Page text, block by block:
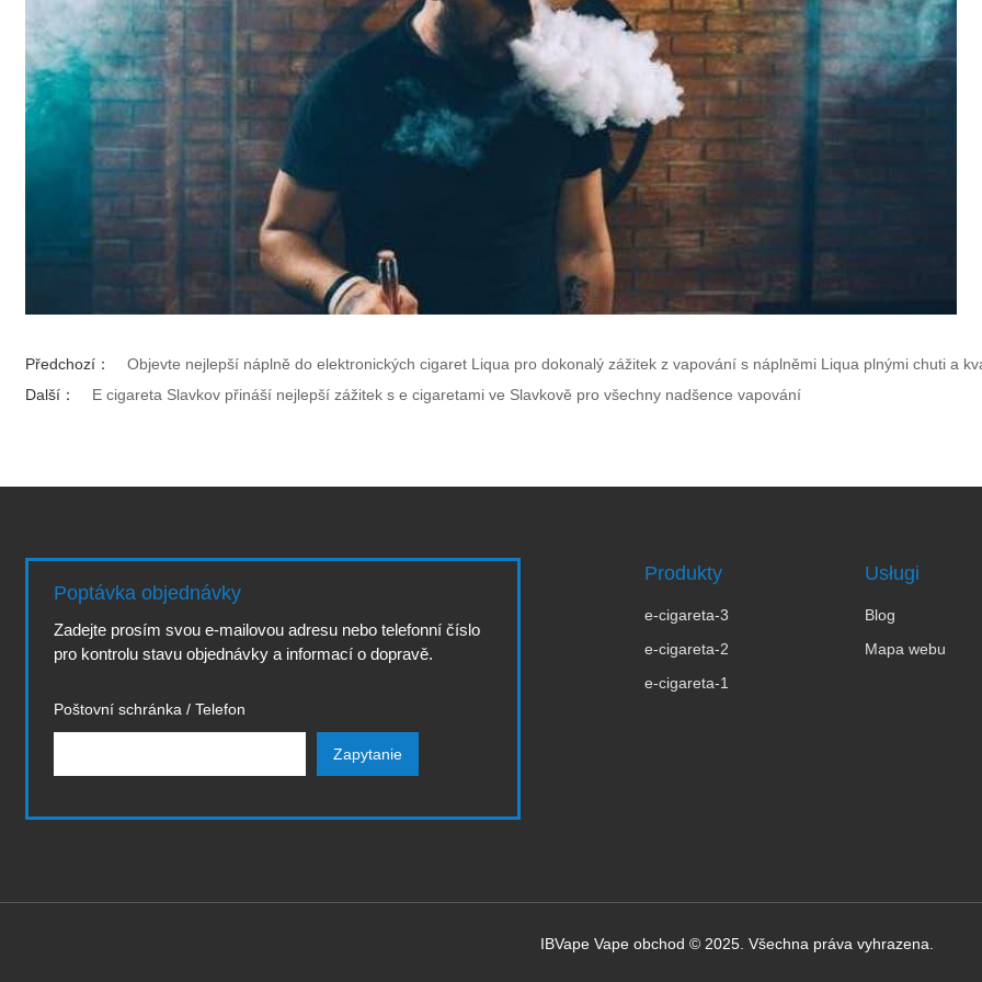
Předchozí：
Objevte nejlepší náplně do elektronických cigaret Liqua pro dokonalý zážitek z vapování s náplněmi Liqua plnými chuti a
Další：
E cigareta Slavkov přináší nejlepší zážitek s e cigaretami ve Slavkově pro všechny nadšence vapování
Poptávka objednávky
Zadejte prosím svou e-mailovou adresu nebo telefonní číslo
pro kontrolu stavu objednávky a informací o dopravě.
Poštovní schránka / Telefon
Produkty
e-cigareta-3
e-cigareta-2
e-cigareta-1
Usługi
Blog
Mapa webu
IBVape Vape obchod © 2025. Všechna práva vyhrazena.